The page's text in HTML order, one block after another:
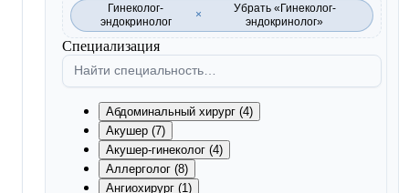
Гинеколог-
эндокринолог
×
Убрать «Гинеколог-
эндокринолог»
Специализация
Абдоминальный хирург (4)
Акушер (7)
Акушер-гинеколог (4)
Аллерголог (8)
Ангиохирург (1)